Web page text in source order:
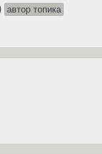
автор топика